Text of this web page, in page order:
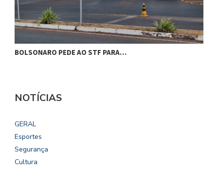
BOLSONARO PEDE AO STF PARA…
NOTÍCIAS
GERAL
Esportes
Segurança
Cultura